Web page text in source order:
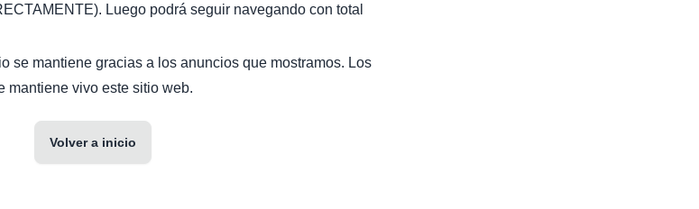
Luego podrá seguir navegando con total
se mantiene gracias a los anuncios que mostramos. Los
mantiene vivo este sitio web.
Volver a inicio